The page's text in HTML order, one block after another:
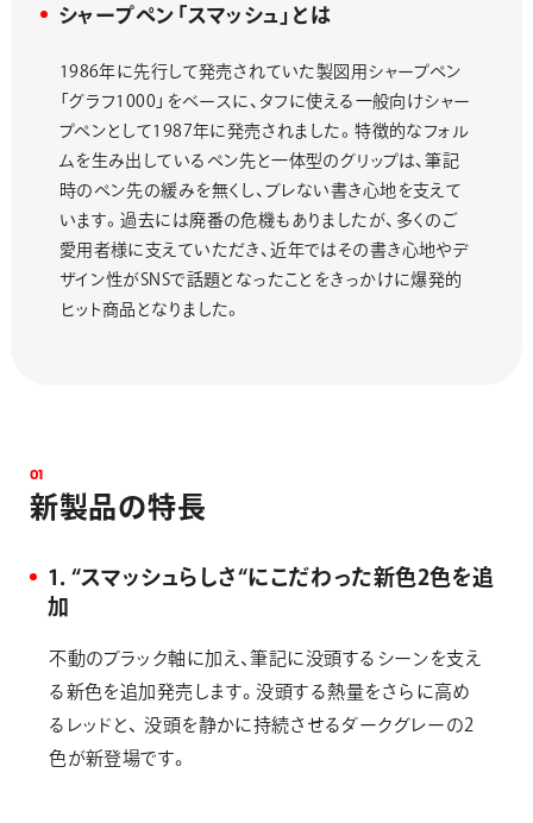
シャープペン「スマッシュ」とは
1986年に先行して発売されていた製図用シャープペン
「グラフ1000」をベースに、タフに使える一般向けシャー
プペンとして1987年に発売されました。特徴的なフォル
ムを生み出しているペン先と一体型のグリップは、筆記
時のペン先の緩みを無くし、ブレない書き心地を支えて
います。過去には廃番の危機もありましたが、多くのご
愛用者様に支えていただき、近年ではその書き心地やデ
ザイン性がSNSで話題となったことをきっかけに爆発的
ヒット商品となりました。
01
新製品の特長
1．“スマッシュらしさ“にこだわった新色2色を追
加
不動のブラック軸に加え、筆記に没頭するシーンを支え
る新色を追加発売します。没頭する熱量をさらに高め
るレッドと、 没頭を静かに持続させるダークグレーの2
色が新登場です。